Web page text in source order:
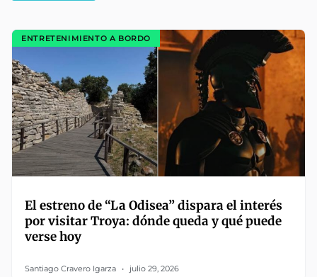
ENTRETENIMIENTO A BORDO
El estreno de “La Odisea” dispara el interés
por visitar Troya: dónde queda y qué puede
verse hoy
Santiago Cravero Igarza julio 29, 2026